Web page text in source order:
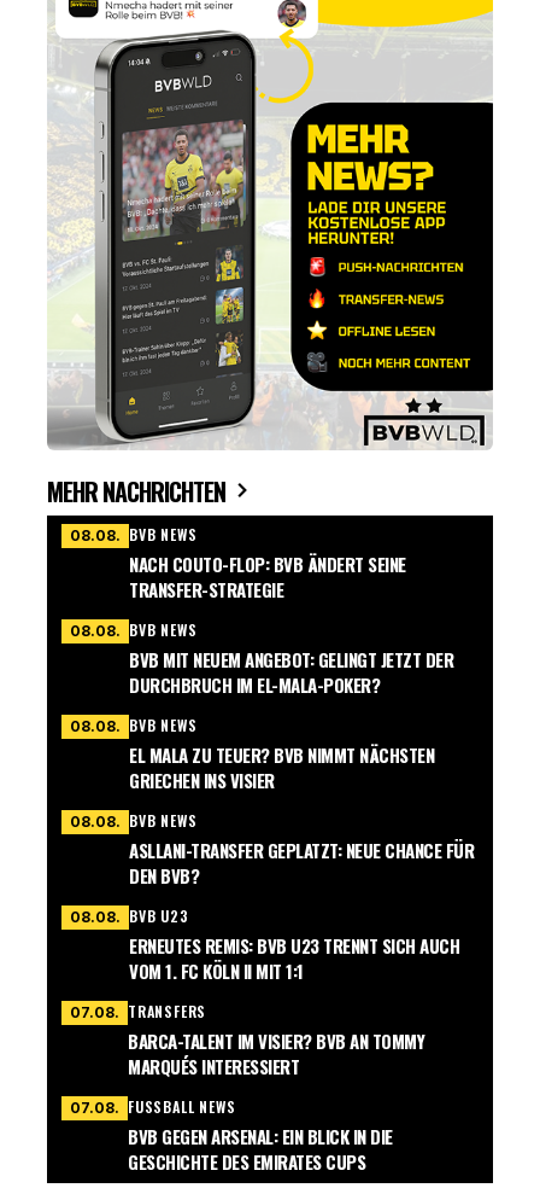
MEHR NACHRICHTEN
08.08. BVB NEWS
NACH COUTO-FLOP: BVB ÄNDERT SEINE
TRANSFER-STRATEGIE
08.08. BVB NEWS
BVB MIT NEUEM ANGEBOT: GELINGT JETZT DER
DURCHBRUCH IM EL-MALA-POKER?
08.08. BVB NEWS
EL MALA ZU TEUER? BVB NIMMT NÄCHSTEN
GRIECHEN INS VISIER
08.08. BVB NEWS
ASLLANI-TRANSFER GEPLATZT: NEUE CHANCE FÜR
DEN BVB?
08.08. BVB U23
ERNEUTES REMIS: BVB U23 TRENNT SICH AUCH
VOM 1. FC KÖLN II MIT 1:1
07.08. TRANSFERS
BARCA-TALENT IM VISIER? BVB AN TOMMY
MARQUÉS INTERESSIERT
07.08. FUSSBALL NEWS
BVB GEGEN ARSENAL: EIN BLICK IN DIE
GESCHICHTE DES EMIRATES CUPS